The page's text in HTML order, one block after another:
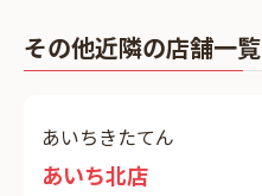
その他近隣の店舗一覧
あいちきたてん
あいち北店